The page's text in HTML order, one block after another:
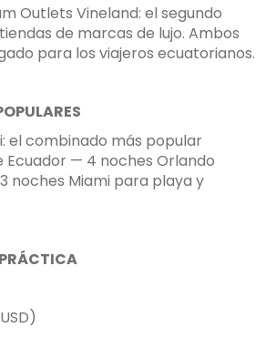
Outlets Vineland: el segundo
de marcas de lujo. Ambos
para los viajeros ecuatorianos.
el combinado más popular
Ecuador — 4 noches Orlando
noches Miami para playa y